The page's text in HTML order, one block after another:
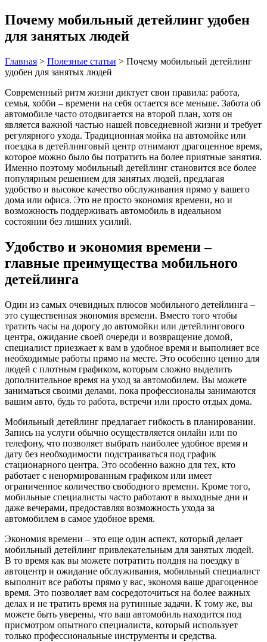
Почему мобильный детейлинг удобен
для занятых людей
Главная > Полезные статьи > Почему мобильный детейлинг
удобен для занятых людей
Современный ритм жизни диктует свои правила: работа,
семья, хобби – времени на себя остается все меньше. Забота об
автомобиле часто отодвигается на второй план, хотя он
является важной частью нашей повседневной жизни и требует
регулярного ухода. Традиционная мойка на автомойке или
поездка в детейлинговый центр отнимают драгоценное время,
которое можно было бы потратить на более приятные занятия.
Именно поэтому мобильный детейлинг становится все более
популярным решением для занятых людей, предлагая
удобство и высокое качество обслуживания прямо у вашего
дома или офиса. Это не просто экономия времени, но и
возможность поддерживать автомобиль в идеальном
состоянии без лишних усилий.
Удобство и экономия времени –
главные преимущества мобильного
детейлинга
Один из самых очевидных плюсов мобильного детейлинга –
это существенная экономия времени. Вместо того чтобы
тратить часы на дорогу до автомойки или детейлингового
центра, ожидание своей очереди и возвращение домой,
специалист приезжает к вам в удобное время и выполняет все
необходимые работы прямо на месте. Это особенно ценно для
людей с плотным графиком, которым сложно выделить
дополнительное время на уход за автомобилем. Вы можете
заниматься своими делами, пока профессионалы занимаются
вашим авто, будь то работа, встречи или просто отдых дома.
Мобильный детейлинг предлагает гибкость в планировании.
Запись на услуги обычно осуществляется онлайн или по
телефону, что позволяет выбрать наиболее удобное время и
дату без необходимости подстраиваться под график
стационарного центра. Это особенно важно для тех, кто
работает с ненормированным графиком или имеет
ограниченное количество свободного времени. Кроме того,
мобильные специалисты часто работают в выходные дни и
даже вечерами, предоставляя возможность ухода за
автомобилем в самое удобное время.
Экономия времени – это еще один аспект, который делает
мобильный детейлинг привлекательным для занятых людей.
В то время как вы можете потратить полдня на поездку в
автоцентр и ожидание обслуживания, мобильный специалист
выполнит все работы прямо у вас, экономя ваше драгоценное
время. Это позволяет вам сосредоточиться на более важных
делах и не тратить время на рутинные задачи. К тому же, вы
можете быть уверены, что ваш автомобиль находится под
присмотром опытного специалиста, который использует
только профессиональные инструменты и средства.